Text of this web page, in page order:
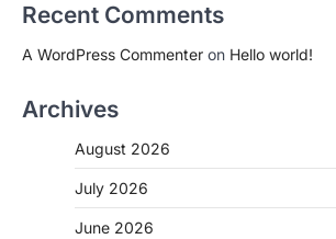
Recent Comments
A WordPress Commenter on Hello world!
Archives
August 2026
July 2026
June 2026